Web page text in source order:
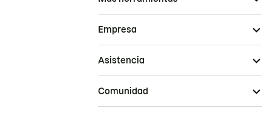
Empresa
Asistencia
Comunidad